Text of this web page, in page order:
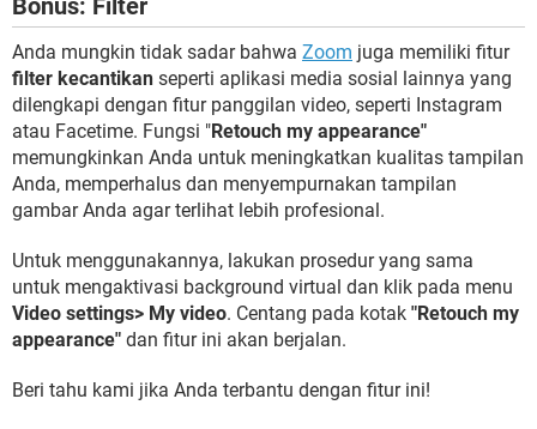
Bonus: Filter
Anda mungkin tidak sadar bahwa Zoom juga memiliki fitur
filter kecantikan seperti aplikasi media sosial lainnya yang
dilengkapi dengan fitur panggilan video, seperti Instagram
atau Facetime. Fungsi "Retouch my appearance"
memungkinkan Anda untuk meningkatkan kualitas tampilan
Anda, memperhalus dan menyempurnakan tampilan
gambar Anda agar terlihat lebih profesional.
Untuk menggunakannya, lakukan prosedur yang sama
untuk mengaktivasi background virtual dan klik pada menu
Video settings> My video. Centang pada kotak "Retouch my
appearance" dan fitur ini akan berjalan.
Beri tahu kami jika Anda terbantu dengan fitur ini!